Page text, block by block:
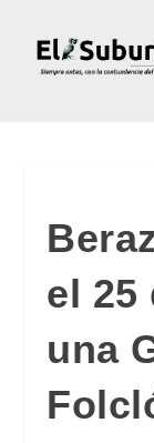
el 25
una